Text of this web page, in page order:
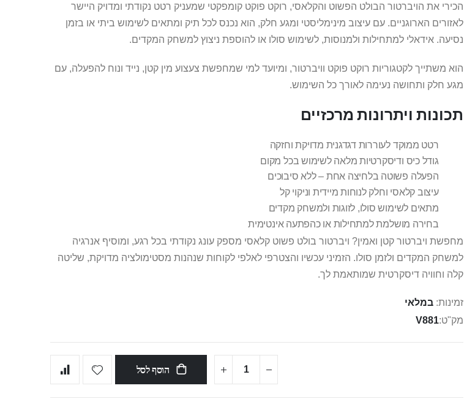
הכירי את הויברטור הבולט הפשוט והקלאסי, רוקט פוקט קומפקטי שמעניק רטט נקודתי ומדויק היישר
לאזורים הארוגניים. עם עיצוב מינימליסטי ומגע חלק, הוא נכנס לכל תיק ומתאים לשימוש ביתי או בזמן
נסיעה. אידאלי למתחילות ולמנוסות, לשימוש סולו או להוספת ניצוץ למשחק המקדים.
הוא משתייך לקטגוריות רוקט פוקט וויברטור, ומיועד למי שמחפשת צעצוע מין קטן, נייד ונוח להפעלה, עם
מגע חלק ותחושה נעימה לאורך כל השימוש.
תכונות ויתרונות מרכזיים
רטט ממוקד לעוררות דגדגנית מדויקת וחזקה
גודל כיס ודיסקרטיות מלאה לשימוש בכל מקום
הפעלה פשוטה בלחיצה אחת – ללא סיבוכים
עיצוב קלאסי וחלק לנוחות מיידית וניקוי קל
מתאים לשימוש סולו, לזוגות ולמשחק מקדים
בחירה מושלמת למתחילות או כהפתעה אינטימית
מחפשת ויברטור קטן ואמין? ויברטור בולט פשוט קלאסי מספק עונג נקודתי בכל רגע, ומוסיף אנרגיה
למשחק המקדים ולזמן סולו. הזמיני עכשיו והצטרפי לאלפי לקוחות שנהנות מסטימולציה מדויקת, שליטה
קלה וחוויה דיסקרטית שמותאמת לך.
זמינות: במלאי
מק"ט V881
הוסף לסל